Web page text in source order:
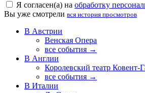
Я согласен(а) на обработку
Вы уже смотрели вся история просмотров
В Австрии
Венская Опера
все события →
В Англии
Королевский театр Ковент-
все события →
В Италии